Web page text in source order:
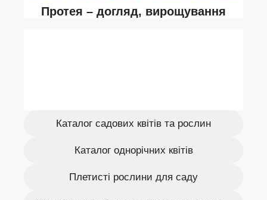
Каталог садових квітів та рослин
Каталог однорічних квітів
Плетисті рослини для саду